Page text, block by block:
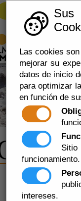
Las cookies
mejorar su
datos de inicio
para optimizar
en función de
funcionamiento.
intereses.
en Almería 360